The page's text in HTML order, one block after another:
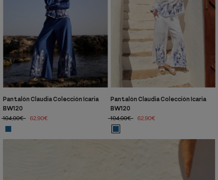
Pantalón Claudia Colección Icaria
BW120
104,00€
62,90€
Pantalón Claudia Colección Icaria
BW120
104,00€
62,90€